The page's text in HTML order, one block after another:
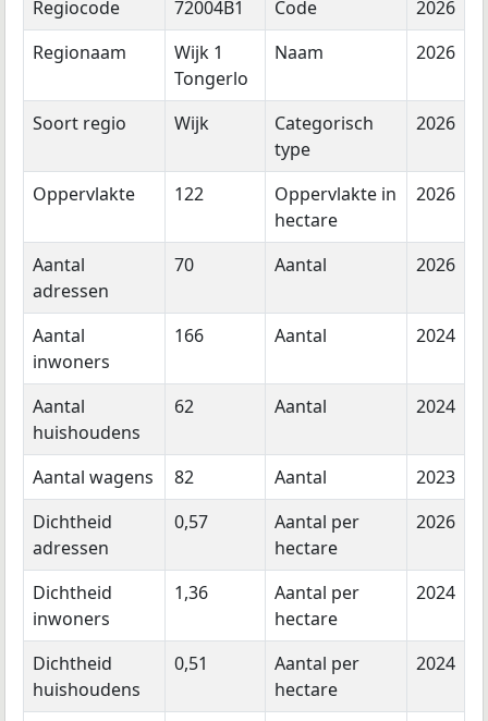
Regiocode 72004B1 Code
2026
Regionaam
Wijk 1
Tongerlo
Naam 2026
Soort regio Wijk
Categorisch
type
2026
Oppervlakte 122
Oppervlakte in
hectare
2026
Aantal
adressen
70 Aantal 2026
Aantal
inwoners
166 Aantal 2024
Aantal
huishoudens
62 Aantal 2024
Aantal wagens 82 Aantal
2023
Dichtheid
adressen
0,57
Aantal per
hectare
2026
Dichtheid
inwoners
1,36
Aantal per
hectare
2024
Dichtheid
huishoudens
0,51
Aantal per
hectare
2024